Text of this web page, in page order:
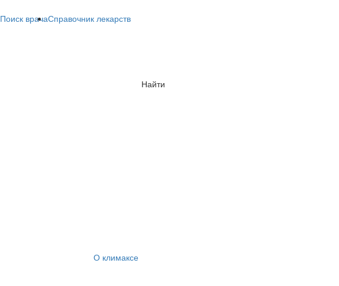
Поиск врачаСправочник лекарств
Найти
О климаксе